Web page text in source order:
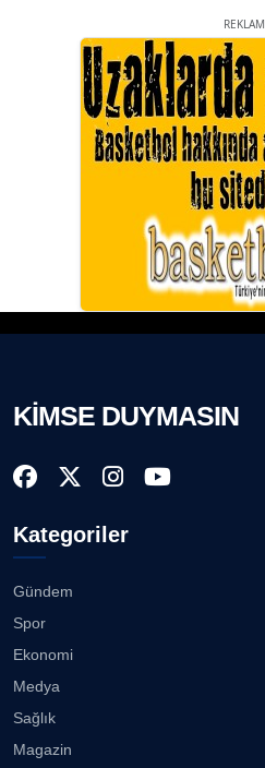
REKLAM
KİMSE DUYMASIN
Kategoriler
Gündem
Spor
Ekonomi
Medya
Sağlık
Magazin